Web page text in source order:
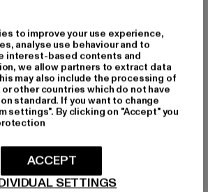
sand
100% Polyester
Agency GmbH & Co. KG |
51063 Köln | DE
to improve your use experience,
analyse use behaviour and to
interest-based contents and
we allow partners to extract data
may also include the processing of
or other countries which do not have
standard. If you want to change
settings". By clicking on "Accept" you
SETTINGS
ACCEPT